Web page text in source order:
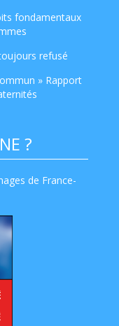
fondamentaux
refusé
» Rapport
?
de France-